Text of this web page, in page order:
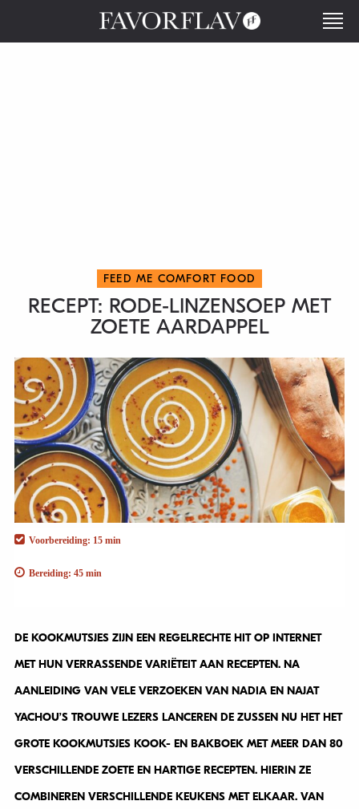
FEED ME COMFORT FOOD
RECEPT: RODE-LINZENSOEP MET
ZOETE AARDAPPEL
Voorbereiding: 15 min
Bereiding: 45 min
DE KOOKMUTSJES ZIJN EEN REGELRECHTE HIT OP INTERNET
MET HUN VERRASSENDE VARIËTEIT AAN RECEPTEN. NA
AANLEIDING VAN VELE VERZOEKEN VAN NADIA EN NAJAT
YACHOU’S TROUWE LEZERS LANCEREN DE ZUSSEN NU HET HET
GROTE KOOKMUTSJES KOOK- EN BAKBOEK MET MEER DAN 80
VERSCHILLENDE ZOETE EN HARTIGE RECEPTEN. HIERIN ZE
COMBINEREN VERSCHILLENDE KEUKENS MET ELKAAR. VAN